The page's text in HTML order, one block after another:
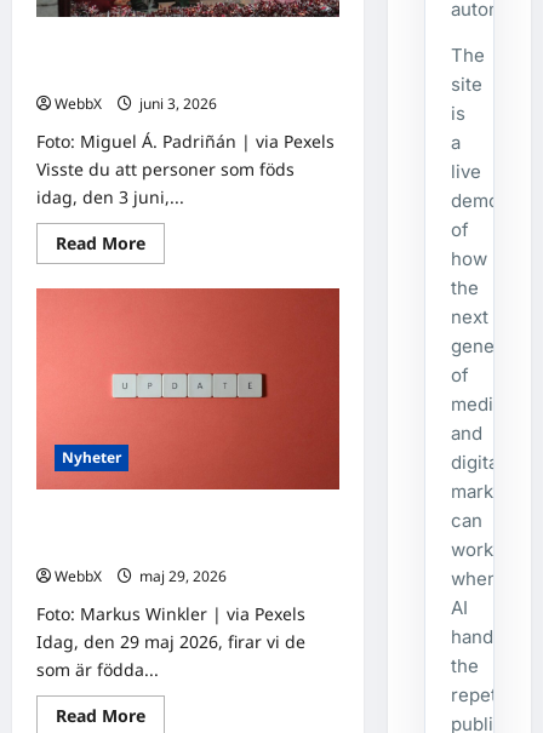
WebbX
juni 3, 2026
Foto: Miguel Á. Padriñán | via Pexels
Visste du att personer som föds
idag, den 3 juni,...
Read MoreRead
more
Födda
insikter
från
Nyheter
WebbX
maj 29, 2026
Foto: Markus Winkler | via Pexels
Idag, den 29 maj 2026, firar vi de
som är födda...
Read MoreRead
The
site
is
a
live
of
how
the
next
generation
of
media
and
digital
marketing
can
work
when
AI
handles
the
repetitive
publishing